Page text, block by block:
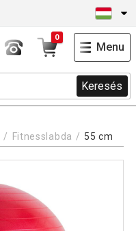
Keresés
0
Menu
Fitnesslabda 55 cm